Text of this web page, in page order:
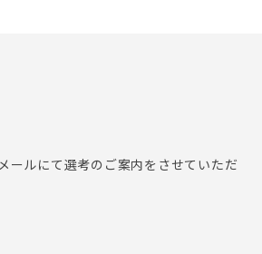
ールにて選考のご案内をさせていただ